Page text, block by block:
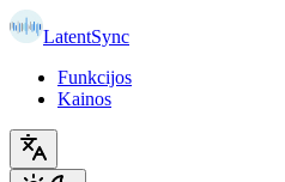
LatentSync
Funkcijos
Kainos